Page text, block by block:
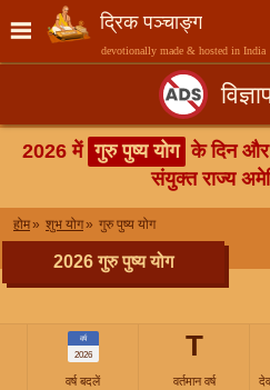
द्रिक पञ्चाङ्ग
devotionally made & hosted in India
2026 में गुरु पुष्य योग के दिन
संयुक्त राज्य
होम शुभ योग गुरु पुष्य योग
2026 गुरु पुष्य योग
वर्ष
2026
वर्ष बदलें
T
वर्तमान वर्ष